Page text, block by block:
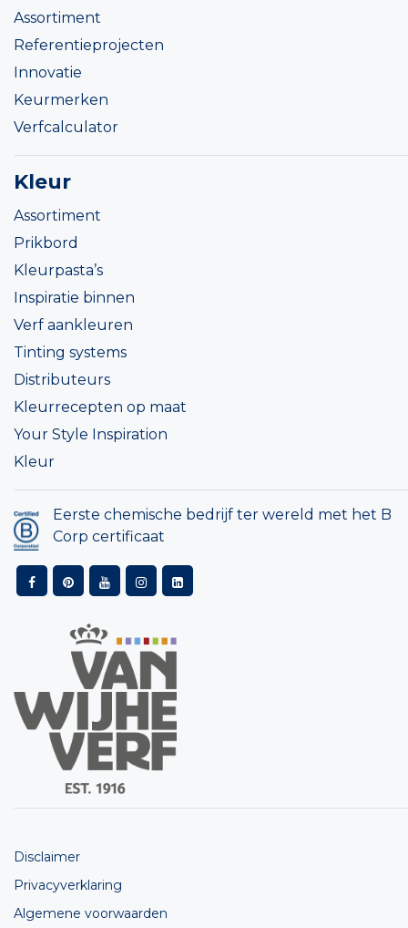
Assortiment
Referentieprojecten
Innovatie
Keurmerken
Verfcalculator
Kleur
Assortiment
Prikbord
Kleurpasta’s
Inspiratie binnen
Verf aankleuren
Tinting systems
Distributeurs
Kleurrecepten op maat
Your Style Inspiration
Kleur
Eerste chemische bedrijf ter wereld met het B
Corp certificaat
Disclaimer
Privacyverklaring
Algemene voorwaarden